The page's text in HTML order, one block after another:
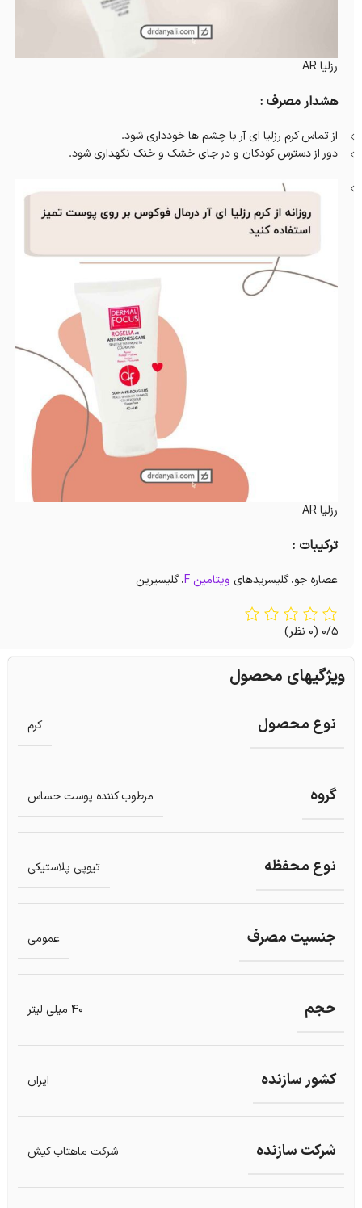
رزلیا AR
هشدار مصرف :
از تماس کرم رزلیا ای آر با چشم ها خودداری شود.
دور از دسترس کودکان و در جای خشک و خنک نگهداری شود.
رزلیا AR
ترکیبات :
عصاره جو، گلیسریدهای ویتامین F ، گلیسیرین
0/5 (0 نظر)
ویژگیهای محصول
نوع محصول کرم
گروه مرطوب کننده پوست حساس
نوع محفظه تیوپی پلاستیکی
جنسیت مصرف عمومی
حجم 40 میلی لیتر
کشور سازنده ایران
شرکت سازنده شرکت ماهتاب کیش